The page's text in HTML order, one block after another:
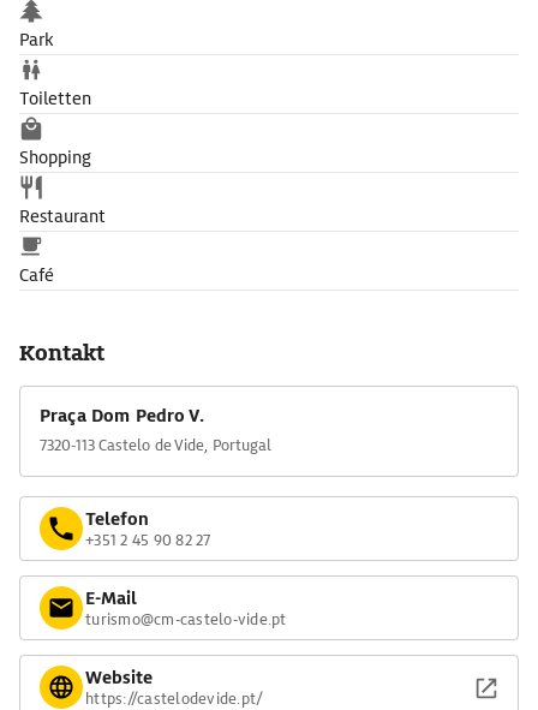
Park
Toiletten
Shopping
Restaurant
Café
Kontakt
Praça Dom Pedro V.
7320-113 Castelo de Vide, Portugal
Telefon
+351 2 45 90 82 27
E-Mail
turismo@cm-castelo-vide.pt
Website
https://castelodevide.pt/